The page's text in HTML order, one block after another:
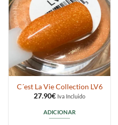
C´est La Vie Collection LV6
27.90€ Iva Incluido
ADICIONAR